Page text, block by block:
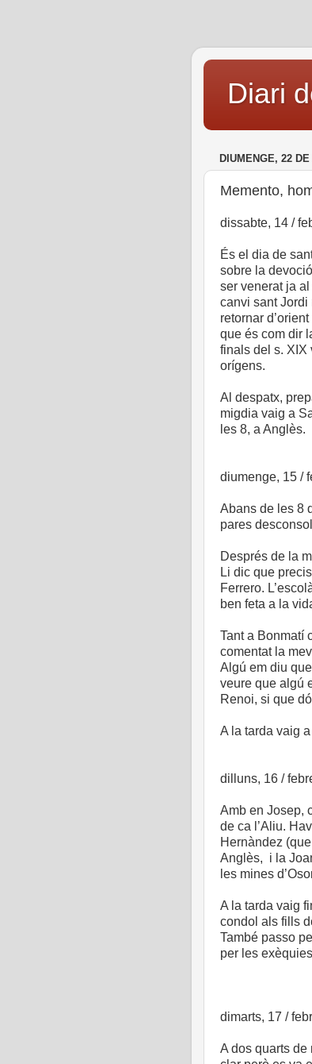
Diari
DIUMENGE, 22
Memento,
dissabte, 14 /
És el dia de
sobre la
ser venerat ja
canvi sant Jordi
retornar
que és com dir
finals del s. XIX
orígens.
Al despatx,
migdia vaig a
les 8, a Anglès.
diumenge, 15 /
Abans de les 8
pares
Després de la
Li dic que
Ferrero.
ben feta a la
Tant a Bonmatí
comentat la
Algú em diu
veure que algú
Renoi, si que
A la tarda vaig
dilluns, 16 /
Amb en Josep,
de ca l’Aliu.
Hernàndez
Anglès, i la
les mines
A la tarda vaig
condol als fills
També passo
per les
dimarts, 17 /
A dos quarts de